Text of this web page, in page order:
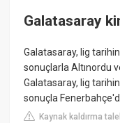
Galatasaray
Galatasaray, lig
sonuçlarla Altınordu
Galatasaray, lig
sonuçla
Kaynak kaldırma